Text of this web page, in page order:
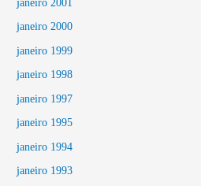
janeiro 2001
janeiro 2000
janeiro 1999
janeiro 1998
janeiro 1997
janeiro 1995
janeiro 1994
janeiro 1993